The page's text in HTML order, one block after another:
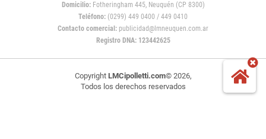
Domicilio:Fotheringham 445, Neuquén (CP 8300)
Teléfono: (0299) 449 0400 / 449 0410
Contacto comercial: publicidad@lmneuquen.com.ar
Registro DNA: 123442625
Copyright LMCipolletti.com© 2026,
Todos los derechos reservados